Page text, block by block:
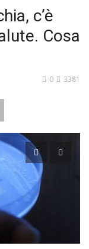
c’è
Cosa
3381
0